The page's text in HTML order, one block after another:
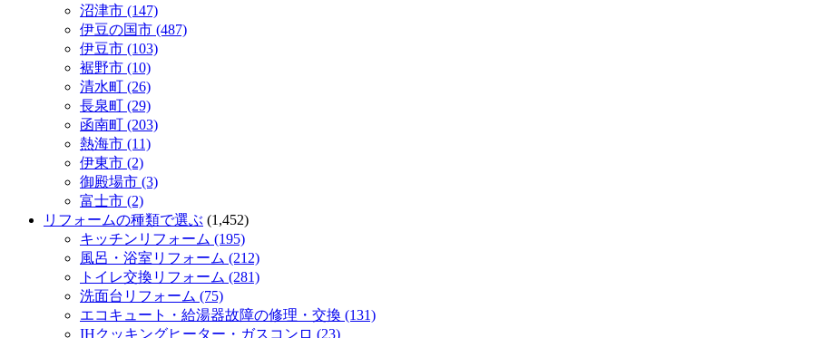
沼津市 (147)
伊豆の国市 (487)
伊豆市 (103)
裾野市 (10)
清水町 (26)
長泉町 (29)
函南町 (203)
熱海市 (11)
伊東市 (2)
御殿場市 (3)
富士市 (2)
リフォームの種類で選ぶ (1,452)
キッチンリフォーム (195)
風呂・浴室リフォーム (212)
トイレ交換リフォーム (281)
洗面台リフォーム (75)
エコキュート・給湯器故障の修理・交換 (131)
IHクッキングヒーター・ガスコンロ (23)